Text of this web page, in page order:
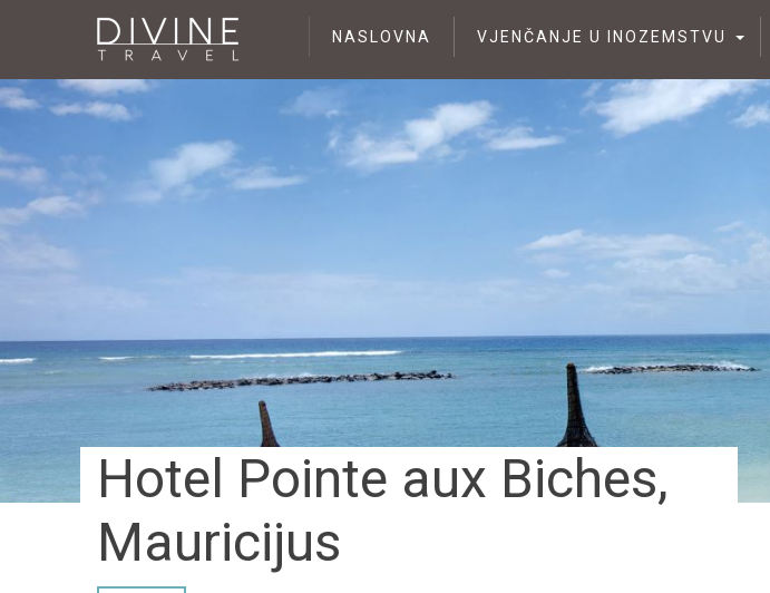
NASLOVNA VJENČANJE U INOZEMSTVU
Hotel Pointe aux Biches,
Mauricijus